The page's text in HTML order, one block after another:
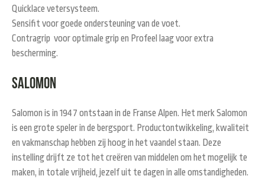
Quicklace vetersysteem.
Sensifit voor goede ondersteuning van de voet.
Contragrip voor optimale grip en Profeel laag voor extra
bescherming.
Salomon
Salomon is in 1947 ontstaan in de Franse Alpen. Het merk Salomon
is een grote speler in de bergsport. Productontwikkeling, kwaliteit
en vakmanschap hebben zij hoog in het vaandel staan. Deze
instelling drijft ze tot het creëren van middelen om het mogelijk te
maken, in totale vrijheid, jezelf uit te dagen in alle omstandigheden.